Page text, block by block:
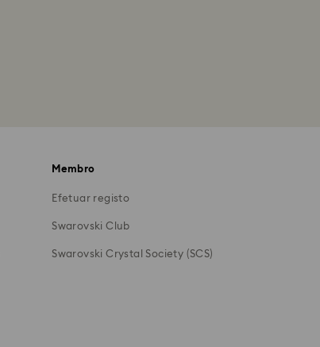
Membro
Efetuar registo
Swarovski Club
Swarovski Crystal Society (SCS)